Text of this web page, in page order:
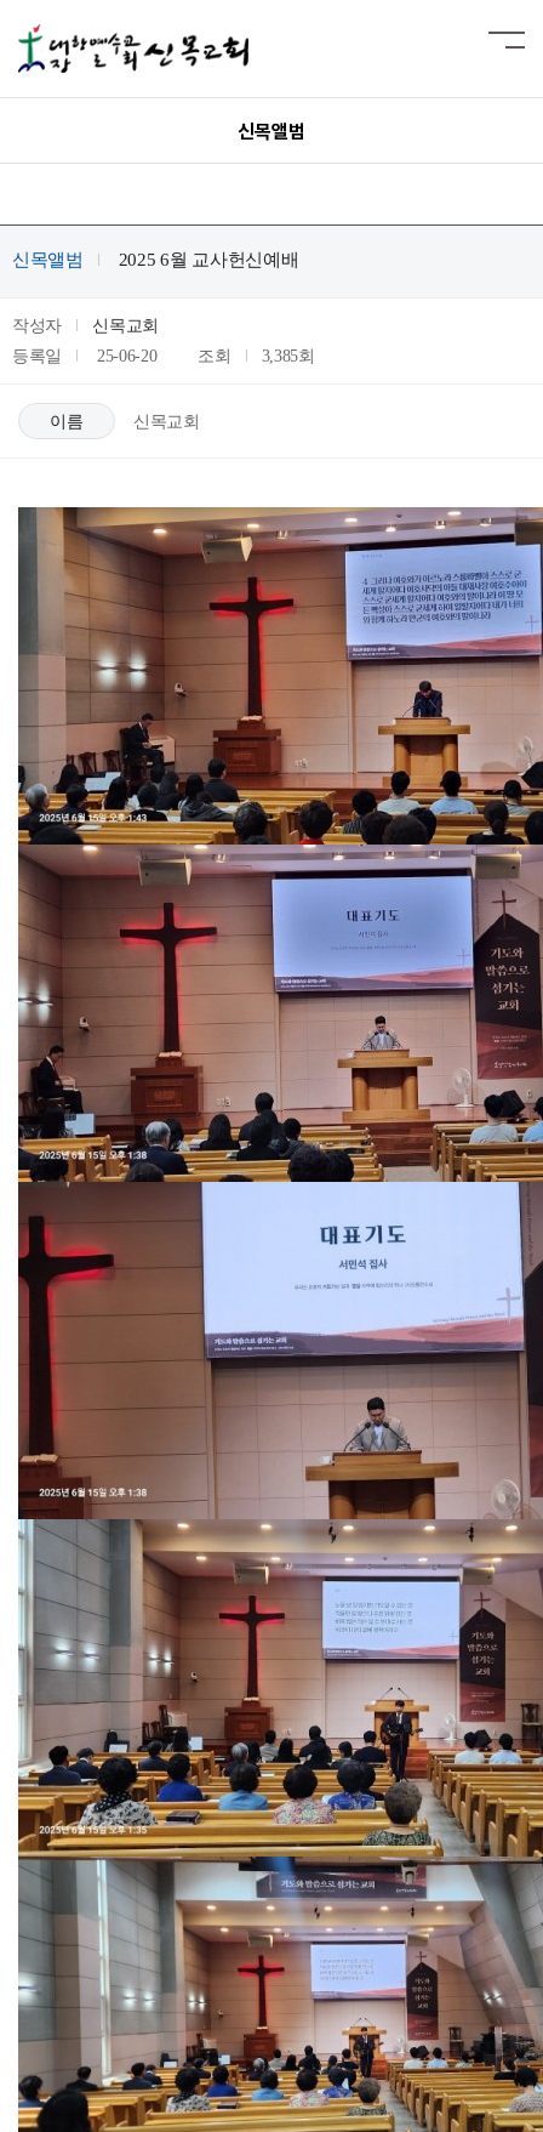
신목앨범
신목앨범 2025 6월 교사헌신예배
작성자
신목교회
등록일
25-06-20 조회 3,385회
이름 신목교회